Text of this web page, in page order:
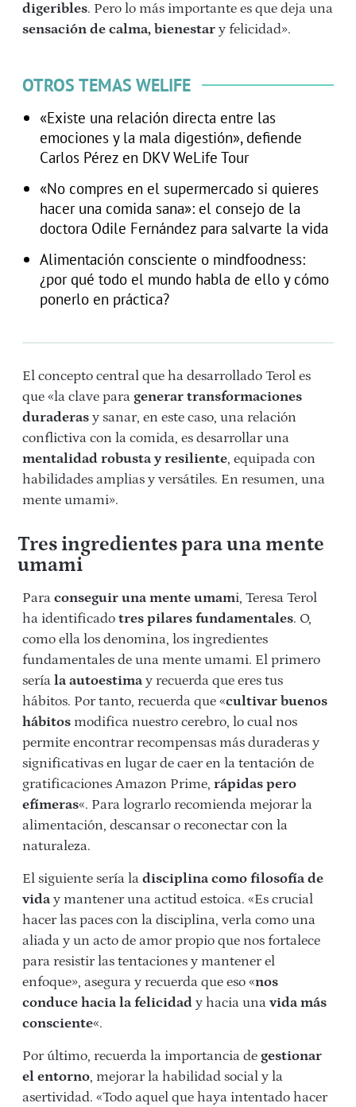
digeribles. Pero lo más importante es que deja una
sensación de calma, bienestar y felicidad».
OTROS TEMAS WELIFE
«Existe una relación directa entre las
emociones y la mala digestión», defiende
Carlos Pérez en DKV WeLife Tour
«No compres en el supermercado si quieres
hacer una comida sana»: el consejo de la
doctora Odile Fernández para salvarte la vida
Alimentación consciente o mindfoodness:
¿por qué todo el mundo habla de ello y cómo
ponerlo en práctica?
El concepto central que ha desarrollado Terol es
que «la clave para generar transformaciones
duraderas y sanar, en este caso, una relación
conflictiva con la comida, es desarrollar una
mentalidad robusta y resiliente, equipada con
habilidades amplias y versátiles. En resumen, una
mente umami».
Tres ingredientes para una mente
umami
Para conseguir una mente umami, Teresa Terol
ha identificado tres pilares fundamentales. O,
como ella los denomina, los ingredientes
fundamentales de una mente umami. El primero
sería la autoestima y recuerda que eres tus
hábitos. Por tanto, recuerda que «cultivar buenos
hábitos modifica nuestro cerebro, lo cual nos
permite encontrar recompensas más duraderas y
significativas en lugar de caer en la tentación de
gratificaciones Amazon Prime, rápidas pero
efímeras«. Para lograrlo recomienda mejorar la
alimentación, descansar o reconectar con la
naturaleza.
El siguiente sería la disciplina como filosofía de
vida y mantener una actitud estoica. «Es crucial
hacer las paces con la disciplina, verla como una
aliada y un acto de amor propio que nos fortalece
para resistir las tentaciones y mantener el
enfoque», asegura y recuerda que eso «nos
conduce hacia la felicidad y hacia una vida más
consciente«.
Por último, recuerda la importancia de gestionar
el entorno, mejorar la habilidad social y la
asertividad. «Todo aquel que haya intentado hacer